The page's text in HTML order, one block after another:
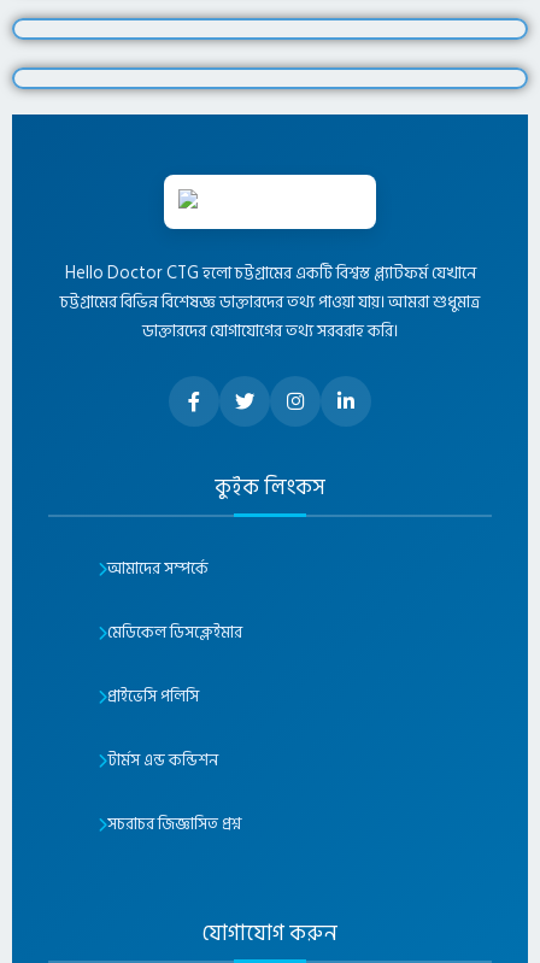
Hello Doctor CTG হলো চট্টগ্রামের একটি বিশ্বস্ত প্ল্যাটফর্ম যেখানে
চট্টগ্রামের বিভিন্ন বিশেষজ্ঞ ডাক্তারদের তথ্য পাওয়া যায়। আমরা শুধুমাত্র
ডাক্তারদের যোগাযোগের তথ্য সরবরাহ করি।
কুইক লিংকস
আমাদের সম্পর্কে
মেডিকেল ডিসক্লেইমার
প্রাইভেসি পলিসি
টার্মস এন্ড কন্ডিশন
সচরাচর জিজ্ঞাসিত প্রশ্ন
যোগাযোগ করুন